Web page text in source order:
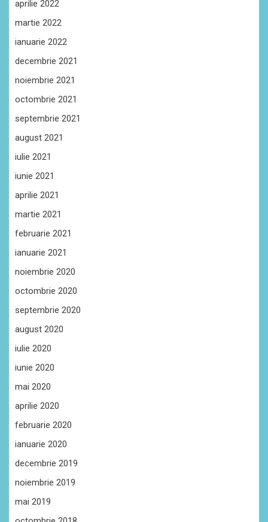
aprilie 2022
martie 2022
ianuarie 2022
decembrie 2021
noiembrie 2021
octombrie 2021
septembrie 2021
august 2021
iulie 2021
iunie 2021
aprilie 2021
martie 2021
februarie 2021
ianuarie 2021
noiembrie 2020
octombrie 2020
septembrie 2020
august 2020
iulie 2020
iunie 2020
mai 2020
aprilie 2020
februarie 2020
ianuarie 2020
decembrie 2019
noiembrie 2019
mai 2019